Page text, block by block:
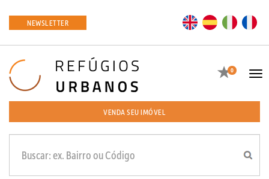
NEWSLETTER EN ES
Favoritos
0
VENDA SEU IMÓVEL